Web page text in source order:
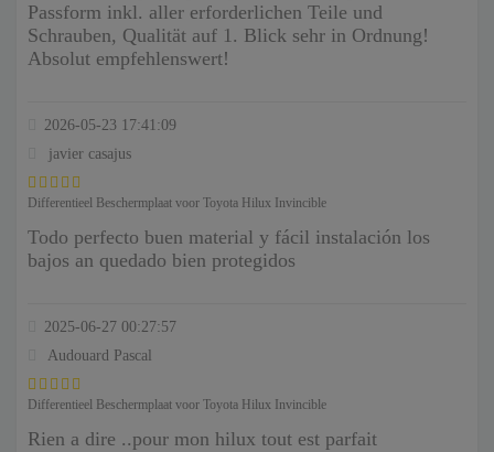
Passform inkl. aller erforderlichen Teile und
Schrauben, Qualität auf 1. Blick sehr in Ordnung!
Absolut empfehlenswert!
2026-05-23 17:41:09
javier casajus
Differentieel Beschermplaat voor Toyota Hilux Invincible
Todo perfecto buen material y fácil instalación los
bajos an quedado bien protegidos
2025-06-27 00:27:57
Audouard Pascal
Differentieel Beschermplaat voor Toyota Hilux Invincible
Rien a dire ..pour mon hilux tout est parfait